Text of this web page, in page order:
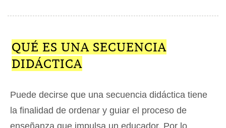
QUÉ ES UNA SECUENCIA
DIDÁCTICA
Puede decirse que una secuencia didáctica tiene
la finalidad de ordenar y guiar el proceso de